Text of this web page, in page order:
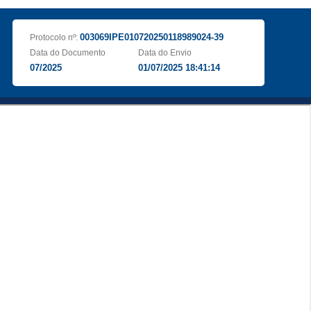
Protocolo nº: 003069IPE010720250118989024-39
Data do Documento
07/2025
Data do Envio
01/07/2025 18:41:14